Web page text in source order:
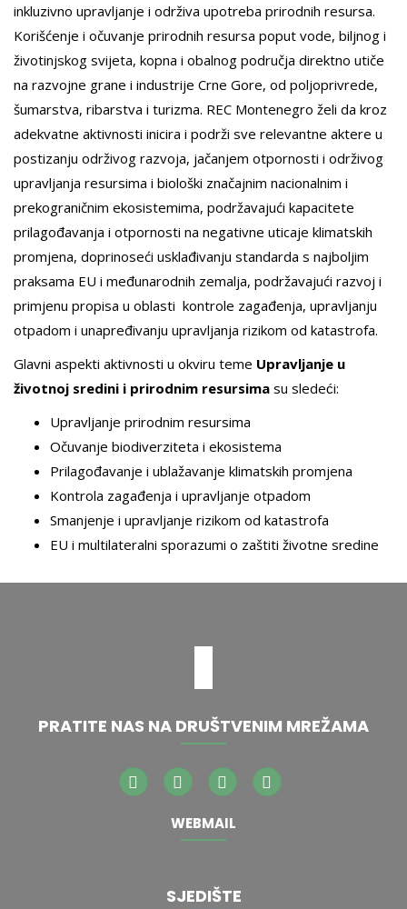
inkluzivno upravljanje i održiva upotreba prirodnih resursa.
Korišćenje i očuvanje prirodnih resursa poput vode, biljnog i
životinjskog svijeta, kopna i obalnog područja direktno utiče
na razvojne grane i industrije Crne Gore, od poljoprivrede,
šumarstva, ribarstva i turizma. REC Montenegro želi da kroz
adekvatne aktivnosti inicira i podrži sve relevantne aktere u
postizanju održivog razvoja, jačanjem otpornosti i održivog
upravljanja resursima i biološki značajnim nacionalnim i
prekograničnim ekosistemima, podržavajući kapacitete
prilagođavanja i otpornosti na negativne uticaje klimatskih
promjena, doprinoseći usklađivanju standarda s najboljim
praksama EU i međunarodnih zemalja, podržavajući razvoj i
primjenu propisa u oblasti kontrole zagađenja, upravljanju
otpadom i unapređivanju upravljanja rizikom od katastrofa.
Glavni aspekti aktivnosti u okviru teme Upravljanje u
životnoj sredini i prirodnim resursima su sledeći:
Upravljanje prirodnim resursima
Očuvanje biodiverziteta i ekosistema
Prilagođavanje i ublažavanje klimatskih promjena
Kontrola zagađenja i upravljanje otpadom
Smanjenje i upravljanje rizikom od katastrofa
EU i multilateralni sporazumi o zaštiti životne sredine
PRATITE NAS NA DRUŠTVENIM MREŽAMA
WEBMAIL
SJEDIŠTE